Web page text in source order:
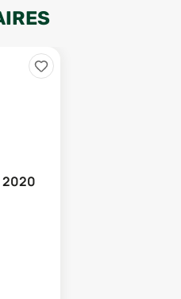
2020